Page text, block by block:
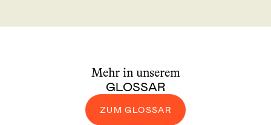
Mehr in unserem
GLOSSAR
ZUM GLOSSAR